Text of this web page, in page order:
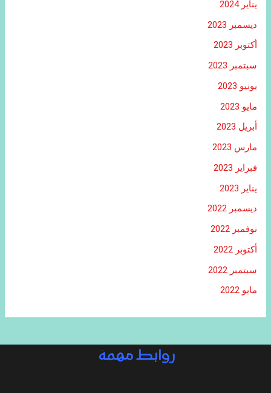
يناير 2024
ديسمبر 2023
أكتوبر 2023
سبتمبر 2023
يونيو 2023
مايو 2023
أبريل 2023
مارس 2023
فبراير 2023
يناير 2023
ديسمبر 2022
نوفمبر 2022
أكتوبر 2022
سبتمبر 2022
مايو 2022
روابط مهمة